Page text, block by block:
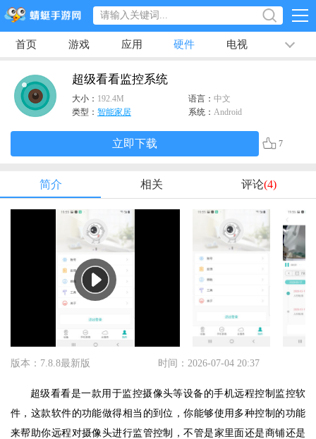
首页 游戏 应用 硬件 电视 排行榜
超级看看监控系统
大小： 192.4M 语言： 中文
类型： 智能家居 系统： Android
立即下载 7
简介 相关 评论(4)
版本：7.8.8最新版 时间：2026-07-04 20:37
超级看看是一款用于监控摄像头等设备的手机远程控制监控软
件，这款软件的功能做得相当的到位，你能够使用多种控制的功能
来帮助你远程对摄像头进行监管控制，不管是家里面还是商铺还是